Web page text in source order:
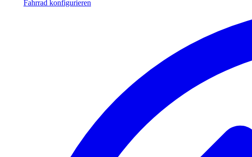
Fahrrad konfigurieren